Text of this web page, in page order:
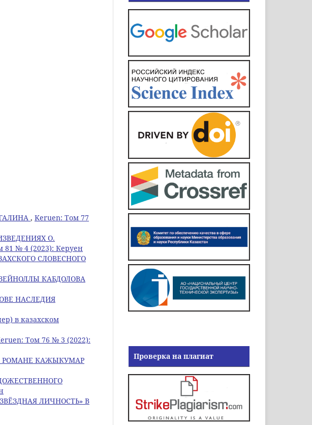
, Keruen: Том 77
О.
81 № 4 (2023): Керуен
СЛОВЕСНОГО
КАБДОЛОВА
НАСЛЕДИЯ
в казахском
Том 76 № 3 (2022):
РОМАНЕ КАЖЫКУМАР
ЛИЧНОСТЬ» В
Проверка на плагиат